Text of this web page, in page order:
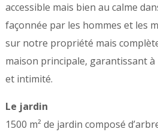
accessible mais bien au calme
façonnée par les hommes et les
sur notre propriété mais
maison principale, garantissant
et intimité.
Le jardin
1500 m² de jardin composé